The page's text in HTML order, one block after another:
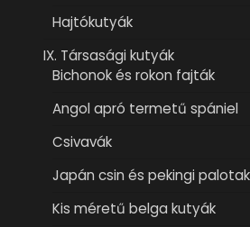
Hajtókutyák
IX. Társasági kutyák
Bichonok és rokon fajták
Angol apró termetű spániel
Csivavák
Japán csin és pekingi
Kis méretű belga kutyák